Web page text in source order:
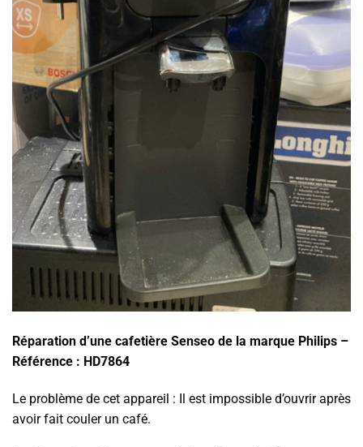
Réparation d’une cafetière Senseo de la marque Philips –
Référence : HD7864
Le problème de cet appareil : Il est impossible d’ouvrir après
avoir fait couler un café.